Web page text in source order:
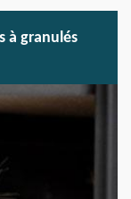
à granulés